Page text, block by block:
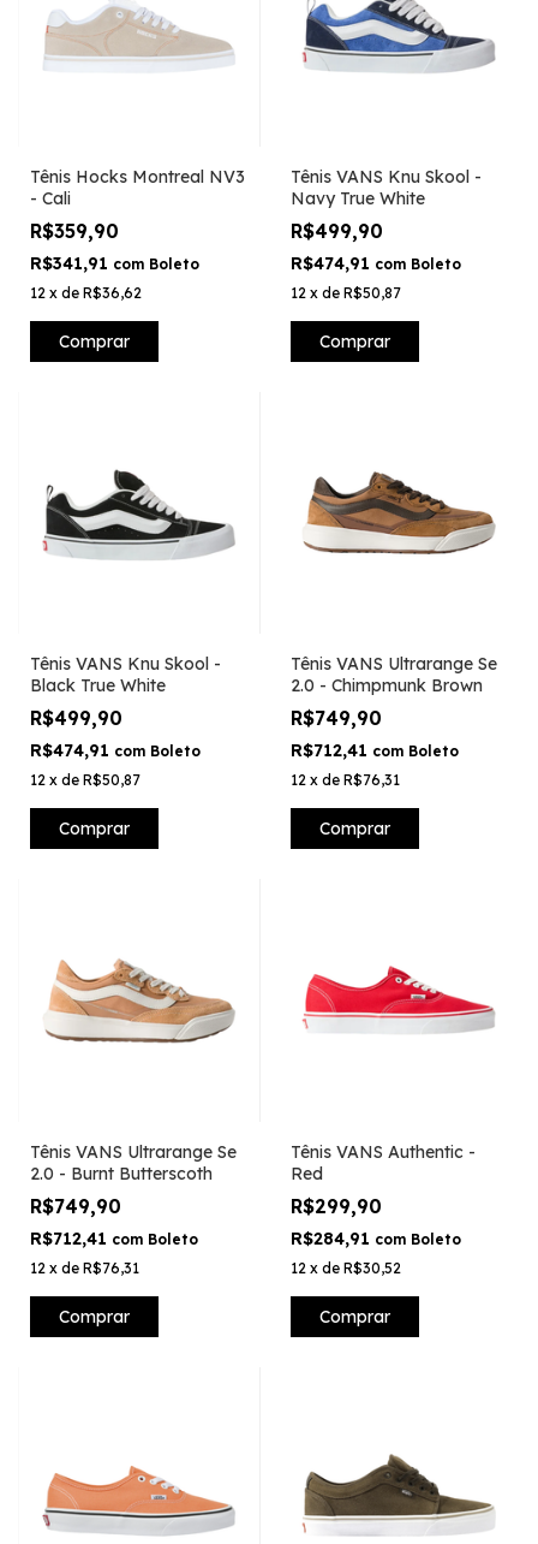
Tênis Hocks Montreal NV3
- Cali
R$359,90
R$341,91 com Boleto
12 x de R$36,62
Comprar
Tênis VANS Knu Skool -
Navy True White
R$499,90
R$474,91 com Boleto
12 x de R$50,87
Comprar
Tênis VANS Knu Skool -
Black True White
R$499,90
R$474,91 com Boleto
12 x de R$50,87
Comprar
Tênis VANS Ultrarange Se
2.0 - Chimpmunk Brown
R$749,90
R$712,41 com Boleto
12 x de R$76,31
Comprar
Tênis VANS Ultrarange Se
2.0 - Burnt Butterscoth
R$749,90
R$712,41 com Boleto
12 x de R$76,31
Comprar
Tênis VANS Authentic -
Red
R$299,90
R$284,91 com Boleto
12 x de R$30,52
Comprar